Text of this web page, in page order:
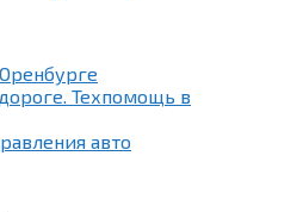
Техпомощь в
авто